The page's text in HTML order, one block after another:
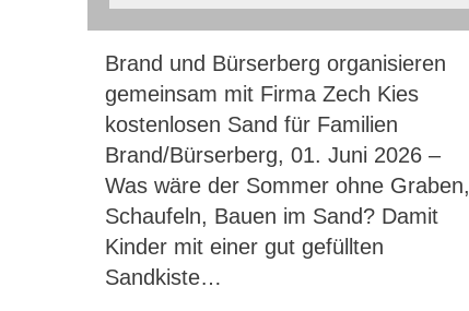
Brand und Bürserberg organisieren
gemeinsam mit Firma Zech Kies
kostenlosen Sand für Familien
Brand/Bürserberg, 01. Juni 2026 –
Was wäre der Sommer ohne Graben,
Schaufeln, Bauen im Sand? Damit
Kinder mit einer gut gefüllten
Sandkiste…